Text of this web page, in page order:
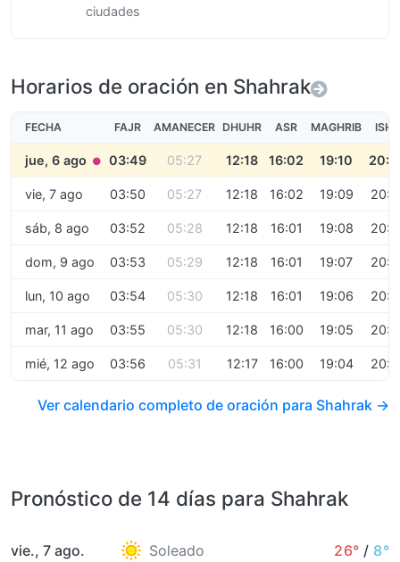
ciudades
Horarios de oración en Shahrak
FECHA FAJR AMANECER DHUHR ASR MAGHRIB ISHA
jue, 6 ago ● 03:49 05:27 12:18 16:02 19:10
vie, 7 ago 03:50 05:27 12:18 16:02 19:09
sáb, 8 ago 03:52 05:28 12:18 16:01 19:08
dom, 9 ago 03:53 05:29 12:18 16:01 19:07
lun, 10 ago 03:54 05:30 12:18 16:01 19:06
mar, 11 ago 03:55 05:30 12:18 16:00 19:05
mié, 12 ago 03:56 05:31 12:17 16:00 19:04
Ver calendario completo de oración para Shahrak →
Pronóstico de 14 días para Shahrak
vie., 7 ago. Soleado 26° / 8°